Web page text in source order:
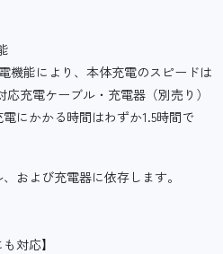
機能により、本体充電のスピードは
充電ケーブル・充電器（別売り）
にかかる時間はわずか1.5時間で
および充電器に依存します。
対応】